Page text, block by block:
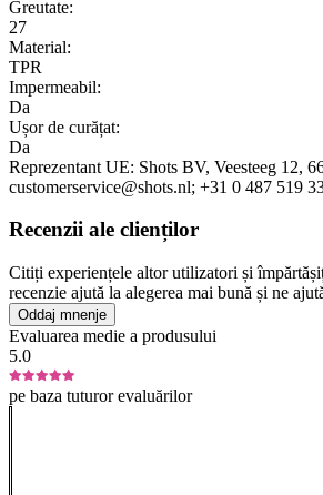
Greutate:
27
Material:
TPR
Impermeabil:
Da
Ușor de curățat:
Da
Reprezentant UE: Shots BV, Veesteeg 12,
customerservice@shots.nl; +31 0 487 519
Recenzii ale clienților
Citiți experiențele altor utilizatori și
recenzie ajută la alegerea mai bună și ne
Oddaj mnenje
Evaluarea medie a produsului
5.0
pe baza tuturor evaluărilor